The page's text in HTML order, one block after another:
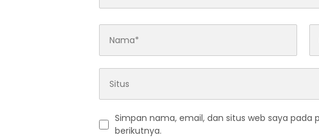
Simpan nama, email, dan situs web saya
berikutnya.